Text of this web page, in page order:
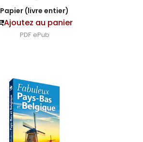
Papier (livre entier)
Ajoutez au panier
PDF ePub